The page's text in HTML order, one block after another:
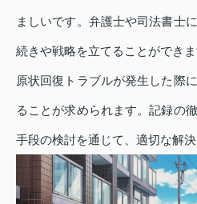
ましいです。弁護士や司法書士
続きや戦略を立てることができま
原状回復トラブルが発生した際
ることが求められます。記録の
手段の検討を通じて、適切な解決